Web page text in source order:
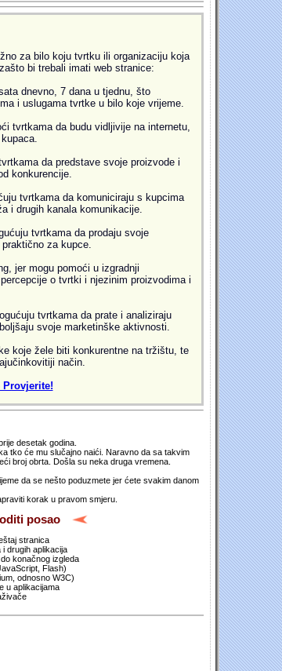
za bilo koju tvrtku ili organizaciju koja
bi trebali imati web stranice:
dnevno, 7 dana u tjednu, što
i uslugama tvrtke u bilo koje vrijeme.
tvrtkama da budu vidljivije na internetu,
da predstave svoje proizvode i
konkurencije.
tvrtkama da komuniciraju s kupcima
i drugih kanala komunikacije.
tvrtkama da prodaju svoje
za kupce.
jer mogu pomoći u izgradnji
o tvrtki i njezinim proizvodima i
tvrtkama da prate i analiziraju
svoje marketinške aktivnosti.
koje žele biti konkurentne na tržištu, te
način.
Provjerite!
desetak godina.
tko će mu slučajno naići. Naravno da sa takvim
broj obrta. Došla su neka druga vremena.
da se nešto poduzmete jer ćete svakim danom
korak u pravom smjeru.
posao
stranica
drugih aplikacija
konačnog izgleda
Flash)
odnosno W3C)
u aplikacijama